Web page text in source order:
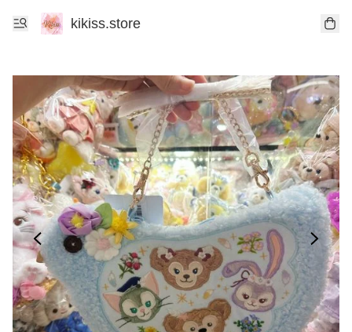
kikiss.store